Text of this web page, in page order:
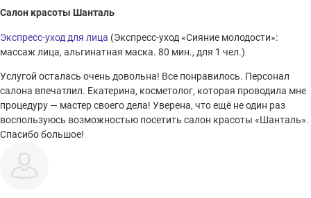
Салон красоты Шанталь
Экспресс-уход для лица (Экспресс-уход «Сияние молодости»:
массаж лица, альгинатная маска. 80 мин., для 1 чел.)
Услугой осталась очень довольна! Все понравилось. Персонал
салона впечатлил. Екатерина, косметолог, которая проводила мне
процедуру — мастер своего дела! Уверена, что ещё не один раз
воспользуюсь возможностью посетить салон красоты «Шанталь».
Спасибо большое!